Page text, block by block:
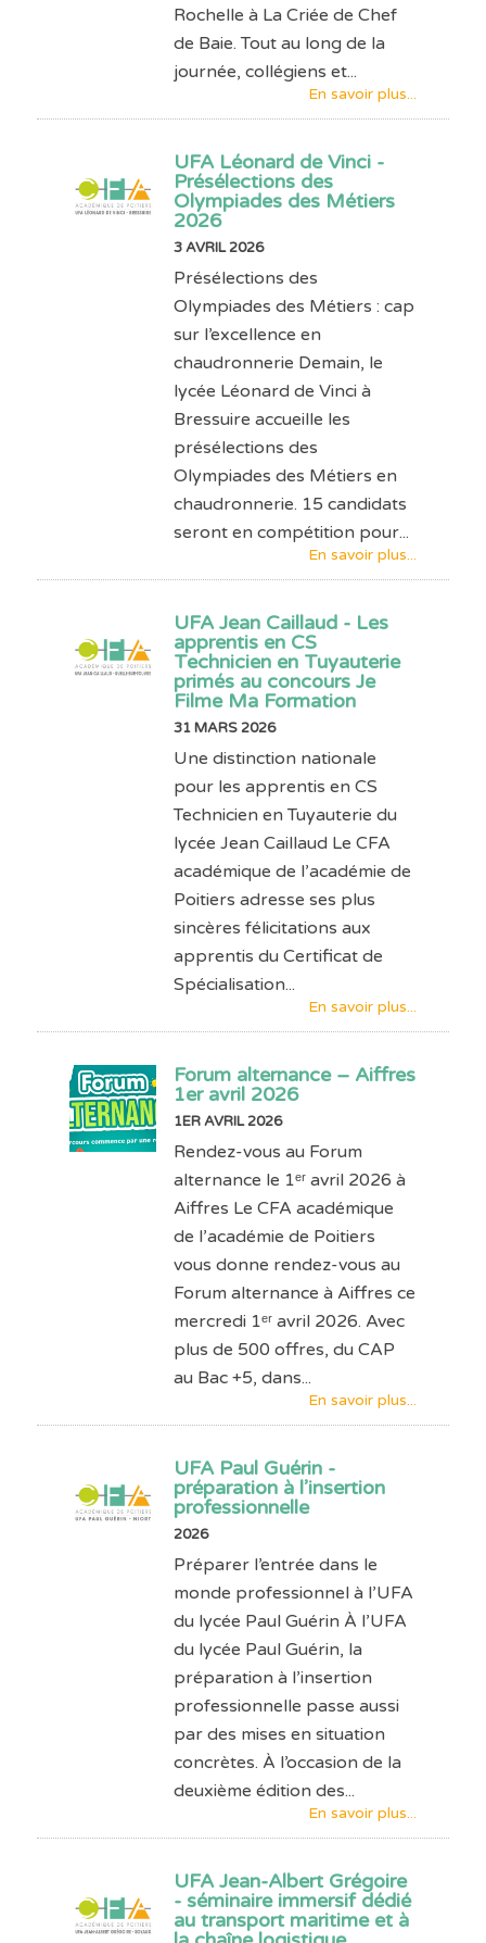
Rochelle à La Criée de Chef
de Baie. Tout au long de la
journée, collégiens et...
En savoir plus...
UFA Léonard de Vinci -
Présélections des
Olympiades des Métiers
2026
3 AVRIL 2026
Présélections des
Olympiades des Métiers : cap
sur l’excellence en
chaudronnerie Demain, le
lycée Léonard de Vinci à
Bressuire accueille les
présélections des
Olympiades des Métiers en
chaudronnerie. 15 candidats
seront en compétition pour...
En savoir plus...
UFA Jean Caillaud - Les
apprentis en CS
Technicien en Tuyauterie
primés au concours Je
Filme Ma Formation
31 MARS 2026
Une distinction nationale
pour les apprentis en CS
Technicien en Tuyauterie du
lycée Jean Caillaud Le CFA
académique de l’académie de
Poitiers adresse ses plus
sincères félicitations aux
apprentis du Certificat de
Spécialisation...
En savoir plus...
Forum alternance – Aiffres
1er avril 2026
1ER AVRIL 2026
Rendez-vous au Forum
alternance le 1ᵉʳ avril 2026 à
Aiffres Le CFA académique
de l’académie de Poitiers
vous donne rendez-vous au
Forum alternance à Aiffres ce
mercredi 1ᵉʳ avril 2026. Avec
plus de 500 offres, du CAP
au Bac +5, dans...
En savoir plus...
UFA Paul Guérin -
préparation à l’insertion
professionnelle
2026
Préparer l’entrée dans le
monde professionnel à l’UFA
du lycée Paul Guérin À l’UFA
du lycée Paul Guérin, la
préparation à l’insertion
professionnelle passe aussi
par des mises en situation
concrètes. À l’occasion de la
deuxième édition des...
En savoir plus...
UFA Jean-Albert Grégoire
- séminaire immersif dédié
au transport maritime et à